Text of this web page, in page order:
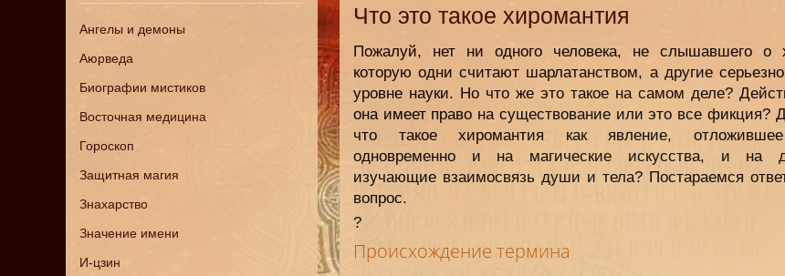
Ангелы и демоны
Аюрведа
Биографии мистиков
Восточная медицина
Гороскоп
Защитная магия
Знахарство
Значение имени
И-цзин
Что это такое хиромантия
Пожалуй, нет ни одного человека, не слышавшего о
которую одни считают шарлатанством, а другие
уровне науки. Но что же это такое на самом деле?
она имеет право на существование или это все фикция?
что такое хиромантия как явление, отложившее
одновременно и на магические искусства, и на
изучающие взаимосвязь души и тела? Постараемся
вопрос.
?
Происхождение термина